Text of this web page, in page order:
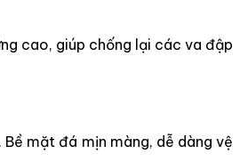
cao, giúp chống lại các va đập
mặt đá mịn màng, dễ dàng vệ